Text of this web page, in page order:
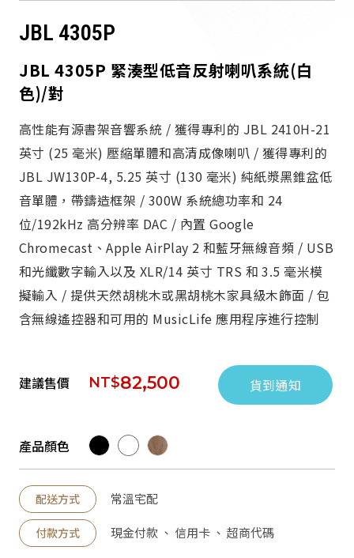
JBL 4305P
JBL 4305P 緊湊型低音反射喇叭系統(白
色)/對
高性能有源書架音響系統 / 獲得專利的 JBL 2410H-21
英寸 (25 毫米) 壓縮單體和高清成像喇叭 / 獲得專利的
JBL JW130P-4, 5.25 英寸 (130 毫米) 純紙漿黑錐盆低
音單體，帶鑄造框架 / 300W 系統總功率和 24
位/192kHz 高分辨率 DAC / 內置 Google
Chromecast、Apple AirPlay 2 和藍牙無線音頻 / USB
和光纖數字輸入以及 XLR/14 英寸 TRS 和 3.5 毫米模
擬輸入 / 提供天然胡桃木或黑胡桃木家具級木飾面 / 包
含無線遙控器和可用的 MusicLife 應用程序進行控制
建議售價 NT$82,500 貨到通知
產品顏色
配送方式 常溫宅配
付款方式 現金付款 、 信用卡 、 超商代碼